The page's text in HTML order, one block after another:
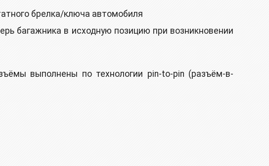
брелка/ключа автомобиля
багажника в исходную позицию при возникновении
выполнены по технологии pin-to-pin (разъём-в-